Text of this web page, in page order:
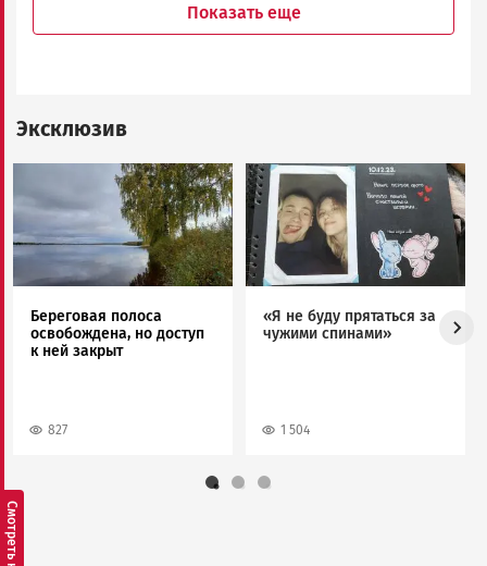
Показать еще
Эксклюзив
Береговая полоса
освобождена, но доступ
к ней закрыт
827
Image
«Я не буду прятаться за
чужими спинами»
1 504